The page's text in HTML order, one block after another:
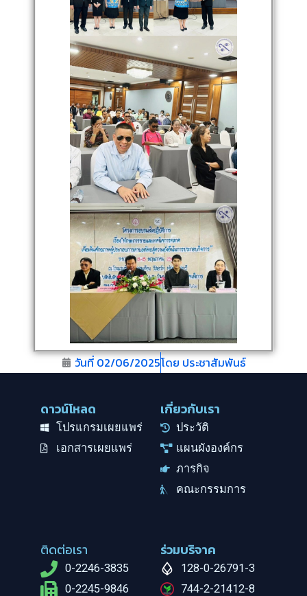
วันที่ 02/06/2025โดย ประชาสัมพันธ์
ดาวน์โหลด
โปรแกรมเผยแพร่
เอกสารเผยแพร่
เกี่ยวกับเรา
ประวัติ
แผนผังองค์กร
ภารกิจ
คณะกรรมการ
ติดต่อเรา
0-2246-3835
0-2245-9846
ร่วมบริจาค
128-0-26791-3
744-2-21412-8